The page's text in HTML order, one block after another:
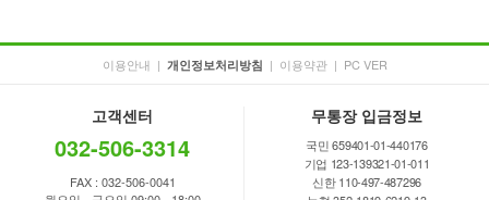
이용안내 | 개인정보처리방침 | 이용약관 | PC VER
고객센터
032-506-3314
FAX : 032-506-0041
무통장 입금정보
국민 659401-01-440176
기업 123-139321-01-011
신한 110-497-487296